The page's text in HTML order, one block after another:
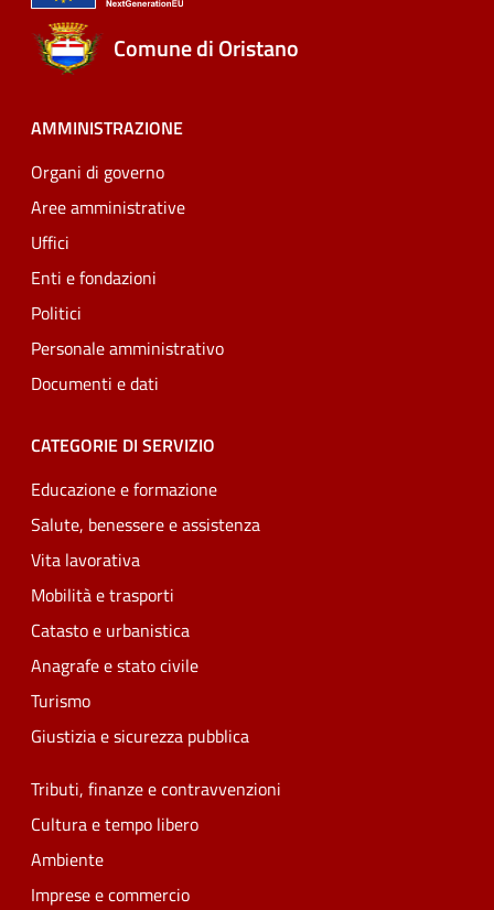
Comune di Oristano
AMMINISTRAZIONE
Organi di governo
Aree amministrative
Uffici
Enti e fondazioni
Politici
Personale amministrativo
Documenti e dati
CATEGORIE DI SERVIZIO
Educazione e formazione
Salute, benessere e assistenza
Vita lavorativa
Mobilità e trasporti
Catasto e urbanistica
Anagrafe e stato civile
Turismo
Giustizia e sicurezza pubblica
Tributi, finanze e contravvenzioni
Cultura e tempo libero
Ambiente
Imprese e commercio